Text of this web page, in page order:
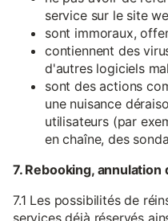
service sur le site
sont immoraux,
contiennent des
d'autres logiciels
sont des actions
une nuisance
utilisateurs (par
en chaîne, des
7. Rebooking, annulation
7.1 Les possibilités de